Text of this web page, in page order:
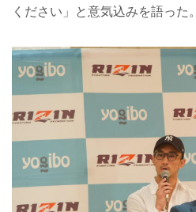
ください」と意気込みを語った。